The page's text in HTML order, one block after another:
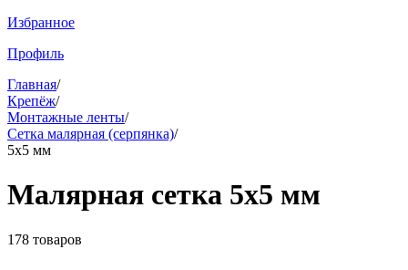
Избранное
Профиль
Главная/
Крепёж/
Монтажные ленты/
Сетка малярная (серпянка)/
5х5 мм
Малярная сетка 5х5 мм
178 товаров